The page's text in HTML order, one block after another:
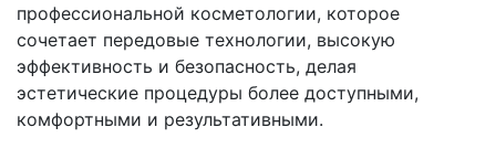
профессиональной косметологии, которое
сочетает передовые технологии, высокую
эффективность и безопасность, делая
эстетические процедуры более доступными,
комфортными и результативными.